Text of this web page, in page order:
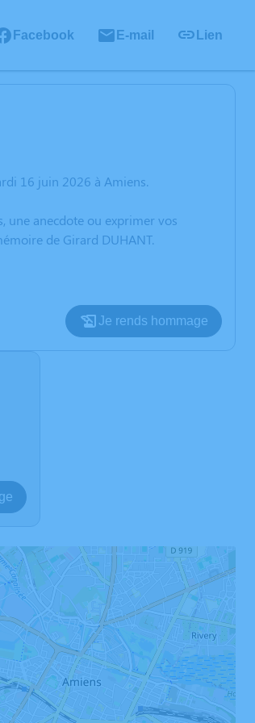
Facebook E-mail Lien
16 juin 2026 à Amiens.
une anecdote ou exprimer vos
de Girard DUHANT.
Je rends hommage